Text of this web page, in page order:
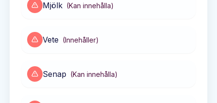
Mjölk (Kan innehålla)
Vete (Innehåller)
Senap (Kan innehålla)